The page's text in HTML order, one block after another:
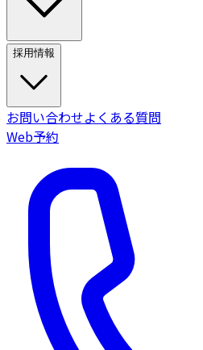
採用情報
お問い合わせよくある質問
Web予約